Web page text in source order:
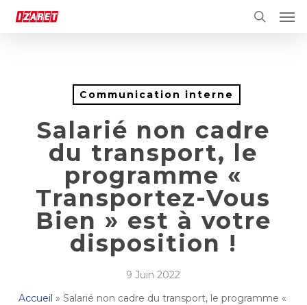
Communication interne
Salarié non cadre
du transport, le
programme «
Transportez-Vous
Bien » est à votre
disposition !
9 Juin 2022
Accueil » Salarié non cadre du transport, le programme «